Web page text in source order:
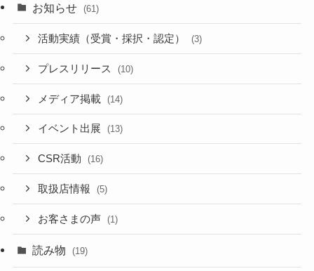
お知らせ (61)
活動実績（受賞・採択・認定） (3)
プレスリリース (10)
メディア掲載 (14)
イベント出展 (13)
CSR活動 (16)
取扱店情報 (5)
お客さまの声 (1)
読み物 (19)